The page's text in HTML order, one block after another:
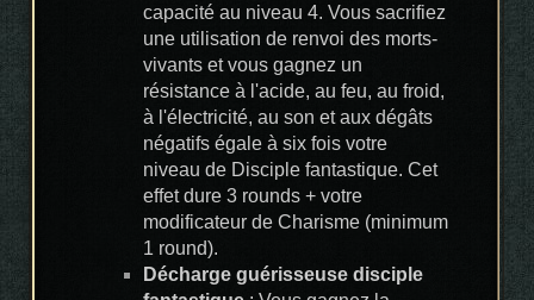
capacité au niveau 4. Vous sacrifiez
une utilisation de renvoi des morts-
vivants et vous gagnez un
résistance à l'acide, au feu, au froid,
à l'électricité, au son et aux dégâts
négatifs égale à six fois votre
niveau de Disciple fantastique. Cet
effet dure 3 rounds + votre
modificateur de Charisme (minimum
1 round).
Décharge guérisseuse disciple